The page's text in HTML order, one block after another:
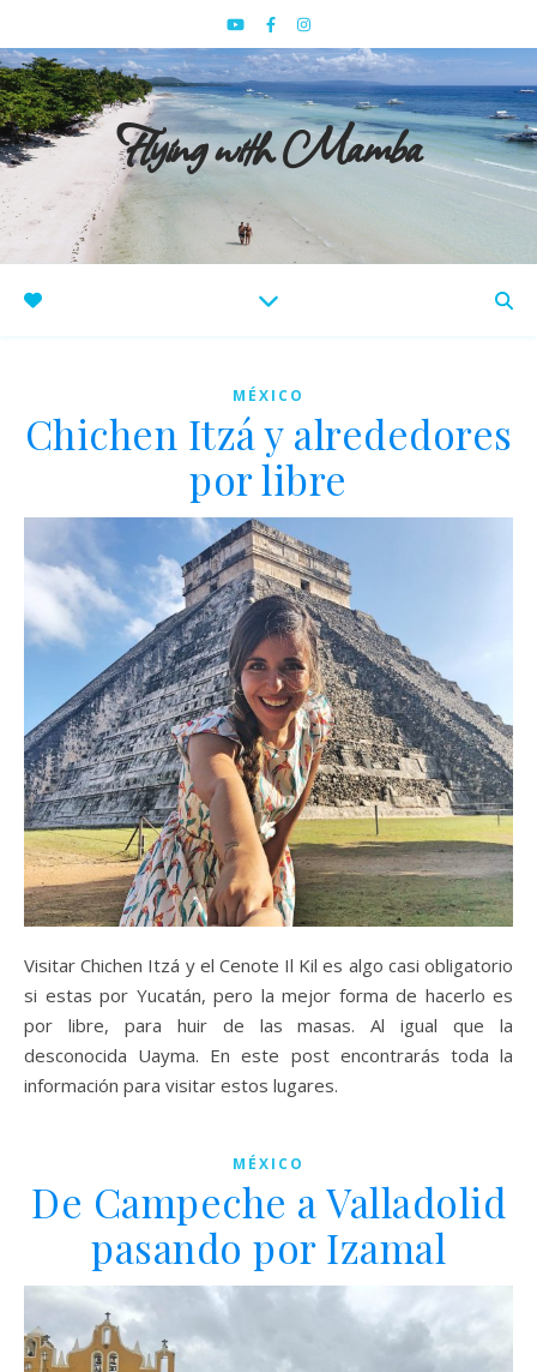
Flying with Mamba
MÉXICO
Chichen Itzá y alrededores
por libre
Visitar Chichen Itzá y el Cenote Il Kil es algo casi obligatorio
si estas por Yucatán, pero la mejor forma de hacerlo es
por libre, para huir de las masas. Al igual que la
desconocida Uayma. En este post encontrarás toda la
información para visitar estos lugares.
MÉXICO
De Campeche a Valladolid
pasando por Izamal